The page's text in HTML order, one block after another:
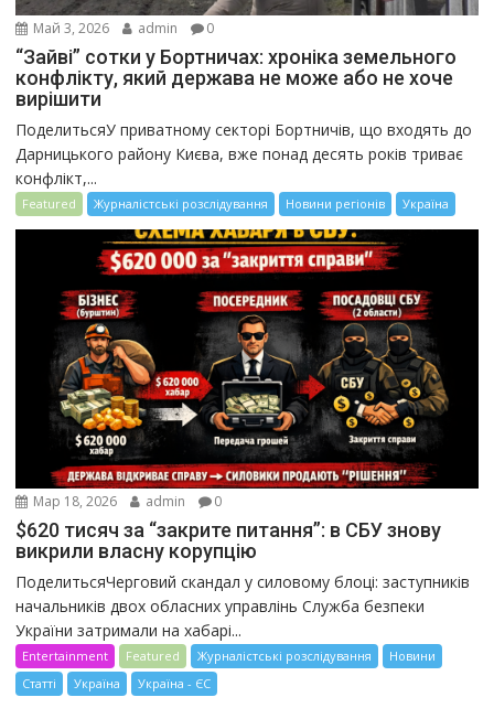
Май 3, 2026 admin 0
“Зайві” сотки у Бортничах: хроніка земельного
конфлікту, який держава не може або не хоче
вирішити
ПоделитьсяУ приватному секторі Бортничів, що входять до
Дарницького району Києва, вже понад десять років триває
конфлікт,...
Featured Журналістські розслідування Новини регіонів Україна
Мар 18, 2026 admin 0
$620 тисяч за “закрите питання”: в СБУ знову
викрили власну корупцію
ПоделитьсяЧерговий скандал у силовому блоці: заступників
начальників двох обласних управлінь Служба безпеки
України затримали на хабарі...
Entertainment Featured Журналістські розслідування
Новини
Статті
Україна Україна - ЄС